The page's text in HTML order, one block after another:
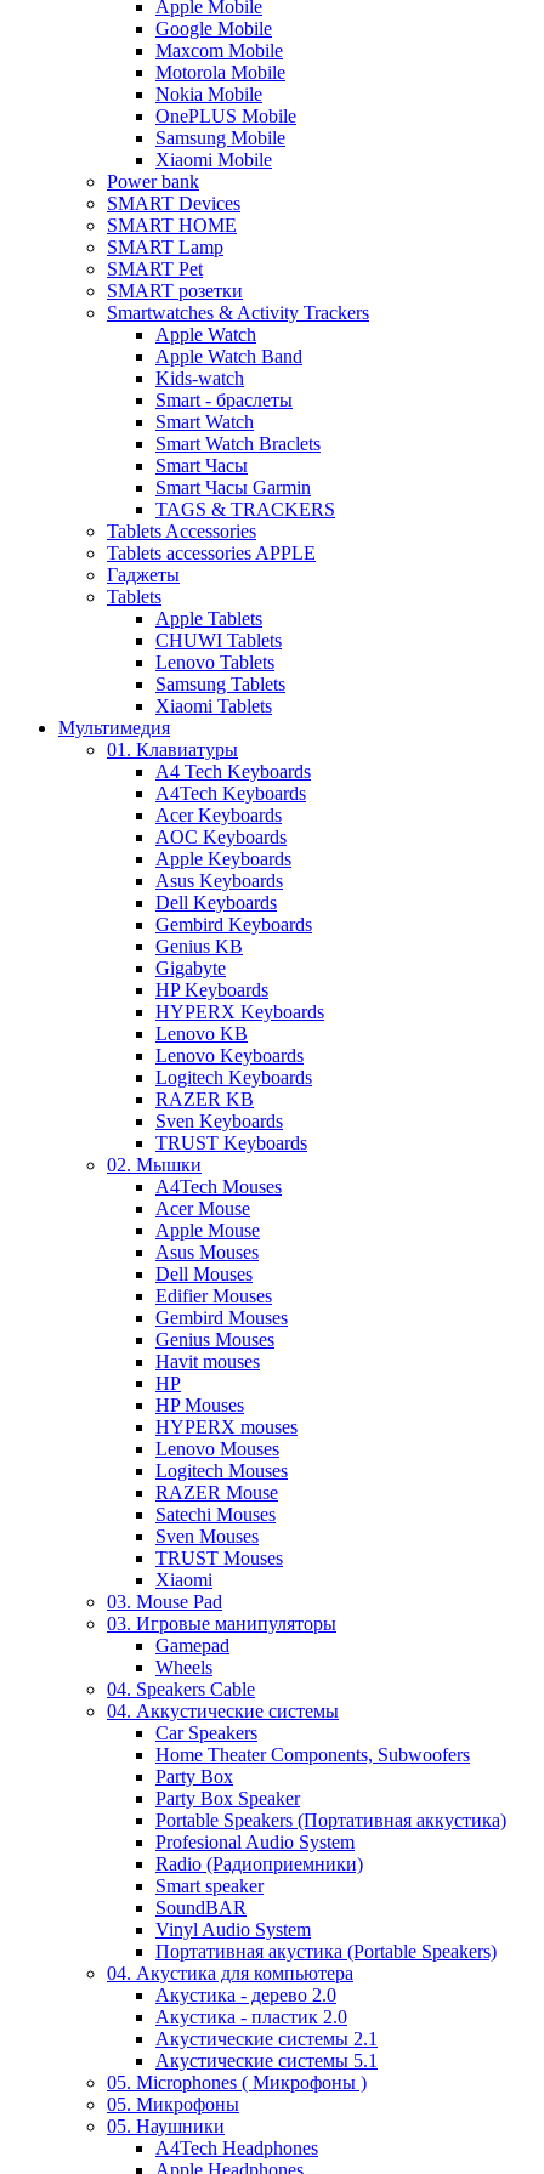
Apple Mobile
Google Mobile
Maxcom Mobile
Motorola Mobile
Nokia Mobile
OnePLUS Mobile
Samsung Mobile
Xiaomi Mobile
Power bank
SMART Devices
SMART HOME
SMART Lamp
SMART Pet
SMART розетки
Smartwatches & Activity Trackers
Apple Watch
Apple Watch Band
Kids-watch
Smart - браслеты
Smart Watch
Smart Watch Braclets
Smart Часы
Smart Часы Garmin
TAGS & TRACKERS
Tablets Accessories
Tablets accessories APPLE
Гаджеты
Tablets
Apple Tablets
CHUWI Tablets
Lenovo Tablets
Samsung Tablets
Xiaomi Tablets
Мультимедия
01. Клавиатуры
A4 Tech Keyboards
A4Tech Keyboards
Acer Keyboards
AOC Keyboards
Apple Keyboards
Asus Keyboards
Dell Keyboards
Gembird Keyboards
Genius KB
Gigabyte
HP Keyboards
HYPERX Keyboards
Lenovo KB
Lenovo Keyboards
Logitech Keyboards
RAZER KB
Sven Keyboards
TRUST Keyboards
02. Мышки
A4Tech Mouses
Acer Mouse
Apple Mouse
Asus Mouses
Dell Mouses
Edifier Mouses
Gembird Mouses
Genius Mouses
Havit mouses
HP
HP Mouses
HYPERX mouses
Lenovo Mouses
Logitech Mouses
RAZER Mouse
Satechi Mouses
Sven Mouses
TRUST Mouses
Xiaomi
03. Mouse Pad
03. Игровые манипуляторы
Gamepad
Wheels
04. Speakers Cable
04. Аккустические системы
Car Speakers
Home Theater Components, Subwoofers
Party Box
Party Box Speaker
Portable Speakers (Портативная аккустика)
Profesional Audio System
Radio (Радиоприемники)
Smart speaker
SoundBAR
Vinyl Audio System
Портативная акустика (Portable Speakers)
04. Акустика для компьютера
Акустика - дерево 2.0
Акустика - пластик 2.0
Акустические системы 2.1
Акустические системы 5.1
05. Microphones ( Микрофоны )
05. Микрофоны
05. Наушники
A4Tech Headphones
Apple Headphones